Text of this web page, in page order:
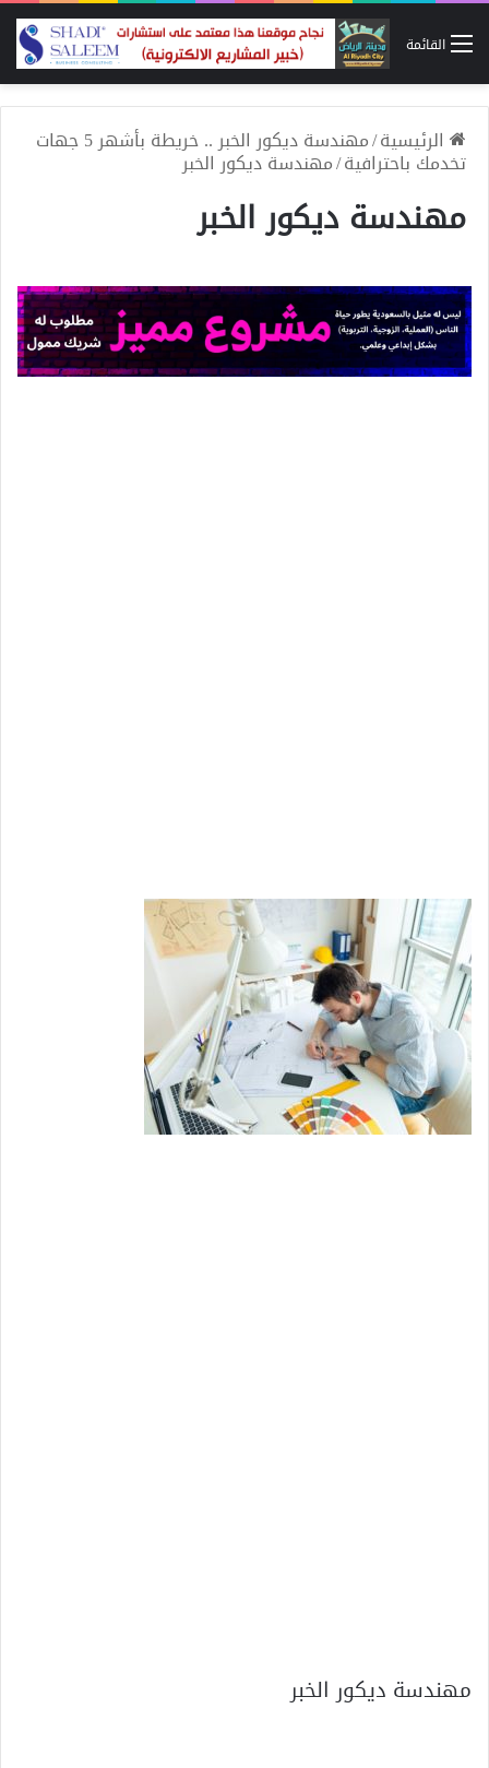
القائمة
الرئيسية/ مهندسة ديكور الخبر .. خريطة بأشهر 5 جهات
تخدمك باحترافية/مهندسة ديكور الخبر
مهندسة ديكور الخبر
مهندسة ديكور الخبر